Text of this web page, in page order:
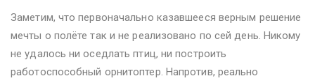
Заметим, что первоначально казавшееся верным решение
мечты о полёте так и не реализовано по сей день. Никому
не удалось ни оседлать птиц, ни построить
работоспособный орнитоптер. Напротив, реально